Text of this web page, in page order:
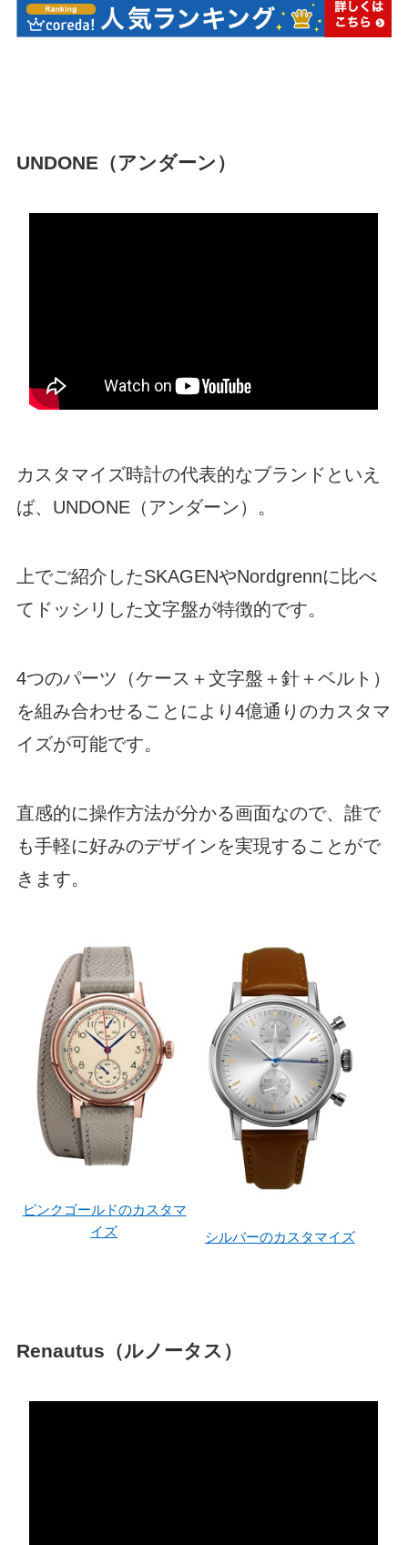
UNDONE（アンダーン）
カスタマイズ時計の代表的なブランドといえ
ば、UNDONE（アンダーン）。
上でご紹介したSKAGENやNordgrennに比べ
てドッシリした文字盤が特徴的です。
4つのパーツ（ケース＋文字盤＋針＋ベルト）
を組み合わせることにより4億通りのカスタマ
イズが可能です。
直感的に操作方法が分かる画面なので、誰で
も手軽に好みのデザインを実現することがで
きます。
ピンクゴールドのカスタマ
イズ
シルバーのカスタマイズ
Renautus（ルノータス）